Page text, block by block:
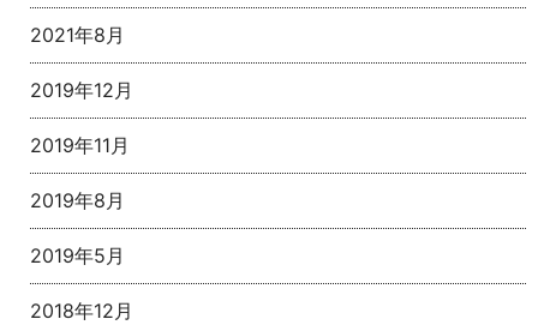
2021年8月
2019年12月
2019年11月
2019年8月
2019年5月
2018年12月